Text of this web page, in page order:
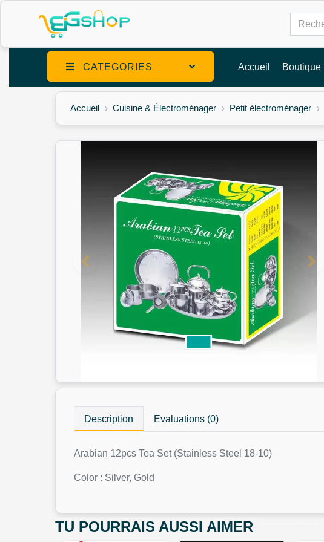
CATEGORIES Accueil Boutique
Accueil Cuisine & Électroménager Petit électroménager
Description Evaluations (0)
Arabian 12pcs Tea Set (Stainless Steel 18-10)
Color : Silver, Gold
TU POURRAIS AUSSI AIMER